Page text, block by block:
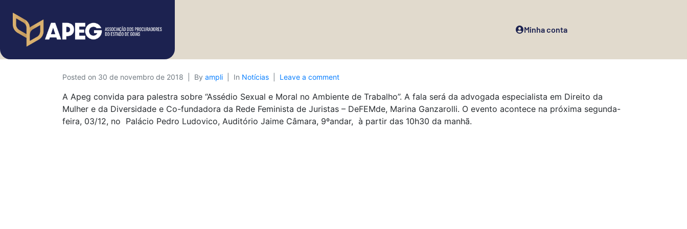
Minha conta
Posted on 30 de novembro de 2018 By ampli In Notícias Leave a comment
A Apeg convida para palestra sobre “Assédio Sexual e Moral no Ambiente de Trabalho”. A fala será da advogada especialista em Direito da
Mulher e da Diversidade e Co-fundadora da Rede Feminista de Juristas – DeFEMde, Marina Ganzarolli. O evento acontece na próxima segunda-
feira, 03/12, no Palácio Pedro Ludovico, Auditório Jaime Câmara, 9ºandar, à partir das 10h30 da manhã.